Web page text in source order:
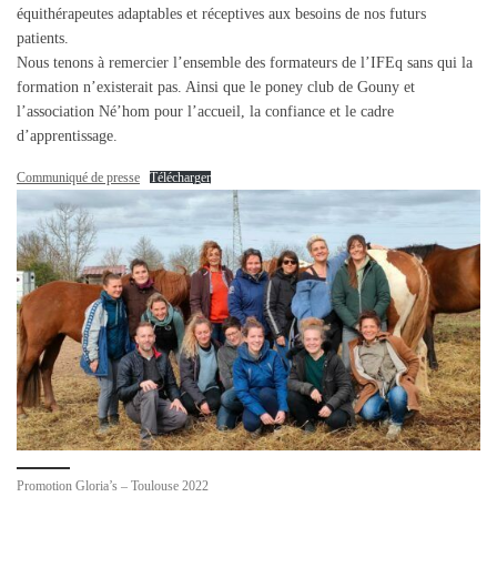
équithérapeutes adaptables et réceptives aux besoins de nos futurs
patients.
Nous tenons à remercier l’ensemble des formateurs de l’IFEq sans qui la
formation n’existerait pas. Ainsi que le poney club de Gouny et
l’association Né’hom pour l’accueil, la confiance et le cadre
d’apprentissage.
Communiqué de presse Télécharger
Promotion Gloria’s – Toulouse 2022